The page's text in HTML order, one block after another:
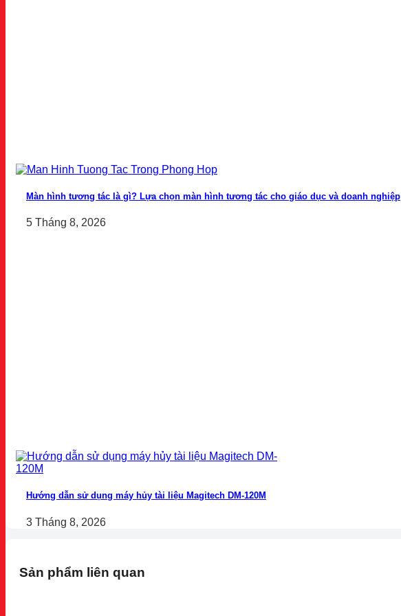
Màn hình tương tác là gì? Lựa chọn màn hình tương tác cho giáo dục và doanh nghiệp
5 Tháng 8, 2026
Hướng dẫn sử dụng máy hủy tài liệu Magitech DM-120M
3 Tháng 8, 2026
Sản phẩm liên quan